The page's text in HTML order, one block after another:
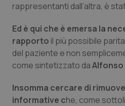
Veneto
Oncoematologia
Oncologia &
Psoriasi & pelle
Quotidiano
rappresentanti dall’altra, è
Ed è qui che è emersa la
rapporto il più possibile
del paziente e non
come sintetizzato daAlfonso
Insomma cercare di
informative che, come